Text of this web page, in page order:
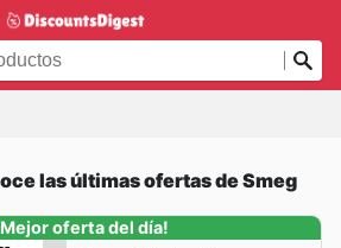
las últimas ofertas de Smeg
oferta del día!